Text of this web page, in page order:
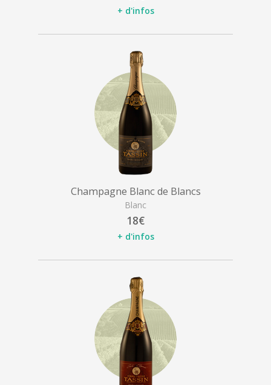
+ d'infos
Champagne Blanc de Blancs
Blanc
18€
+ d'infos